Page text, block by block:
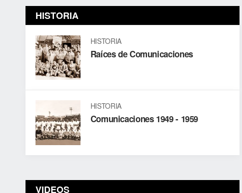
HISTORIA
HISTORIA
Raíces de Comunicaciones
HISTORIA
Comunicaciones 1949 - 1959
VIDEOS